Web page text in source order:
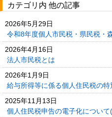
カテゴリ内 他の記事
2026年5月29日
令和8年度個人市民税・県民税・
2026年4月16日
法人市民税とは
2026年1月9日
給与所得等に係る個人住民税の特
2025年11月13日
個人住民税申告の電子化について